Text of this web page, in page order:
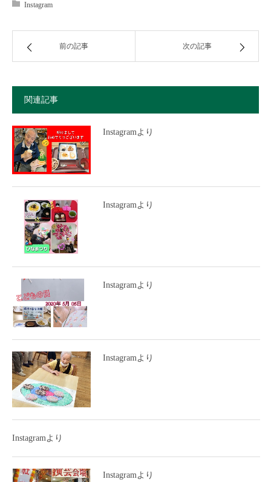
Instagram
前の記事 次の記事
関連記事
Instagramより
Instagramより
Instagramより
Instagramより
Instagramより
Instagramより